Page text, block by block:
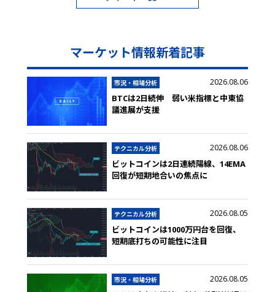
マーケット情報新着記事
市況・相場分析 2026.08.06
BTCは2日続伸 弱い米指標と中東協
議進展が支援
テクニカル分析 2026.08.06
ビットコインは2日連続陽線、14EMA
回復が短期地合いの焦点に
テクニカル分析 2026.08.05
ビットコインは1000万円台を回復、
短期底打ちの可能性に注目
市況・相場分析 2026.08.05